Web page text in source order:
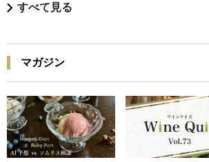
すべて見る
マガジン